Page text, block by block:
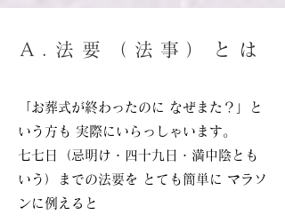
A.法要（法事）とは
「お葬式が終わったのに なぜまた？」と
いう方も 実際にいらっしゃいます。
七七日（忌明け・四十九日・満中陰とも
いう）までの法要を とても簡単に マラソ
ンに例えると